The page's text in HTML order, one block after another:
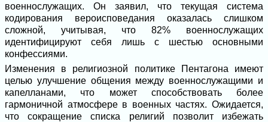
военнослужащих. Он заявил, что текущая система
кодирования вероисповедания оказалась слишком
сложной, учитывая, что 82% военнослужащих
идентифицируют себя лишь с шестью основными
конфессиями.
Изменения в религиозной политике Пентагона имеют
целью улучшение общения между военнослужащими и
капелланами, что может способствовать более
гармоничной атмосфере в военных частях. Ожидается,
что сокращение списка религий позволит избежать